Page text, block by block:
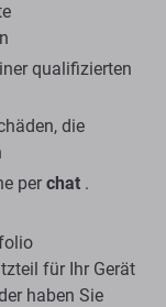
qualifizierten
die
per chat .
für Ihr Gerät
haben Sie